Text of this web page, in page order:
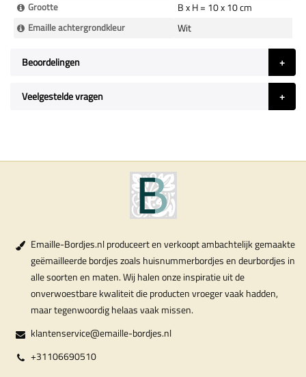
Grootte B x H = 10 x 10 cm
Emaille achtergrondkleur Wit
Beoordelingen
Veelgestelde vragen
Emaille-Bordjes.nl produceert en verkoopt ambachtelijk gemaakte
geëmailleerde bordjes zoals huisnummerbordjes en deurbordjes in
alle soorten en maten. Wij halen onze inspiratie uit de
onverwoestbare kwaliteit die producten vroeger vaak hadden,
maar tegenwoordig helaas vaak missen.
klantenservice@emaille-bordjes.nl
+31106690510